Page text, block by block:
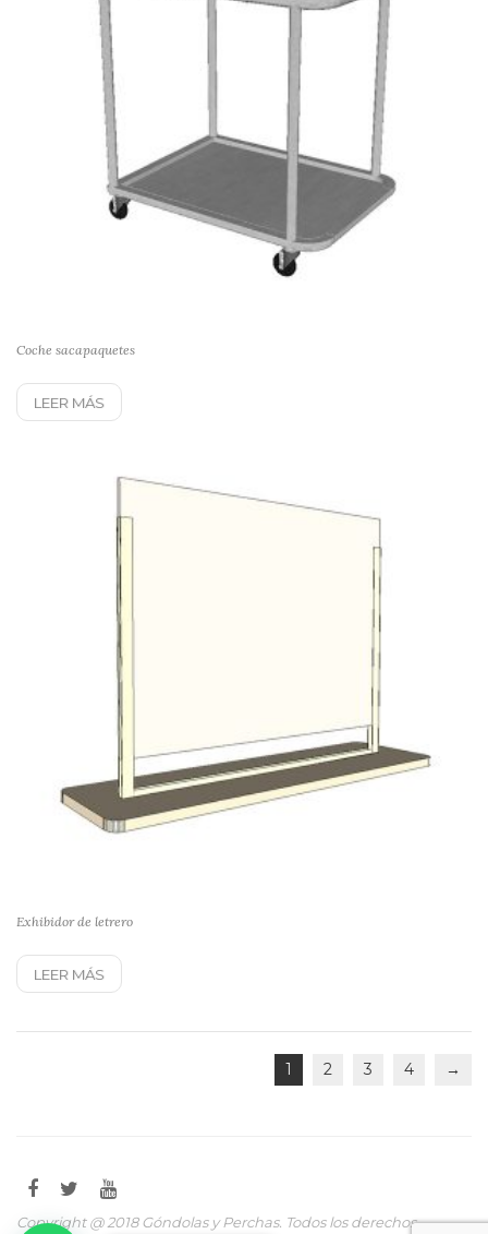
Coche sacapaquetes
LEER MÁS
Exhibidor de letrero
LEER MÁS
1 2 3 4 →
Copyright @ 2018 Góndolas y Perchas. Todos los derechos